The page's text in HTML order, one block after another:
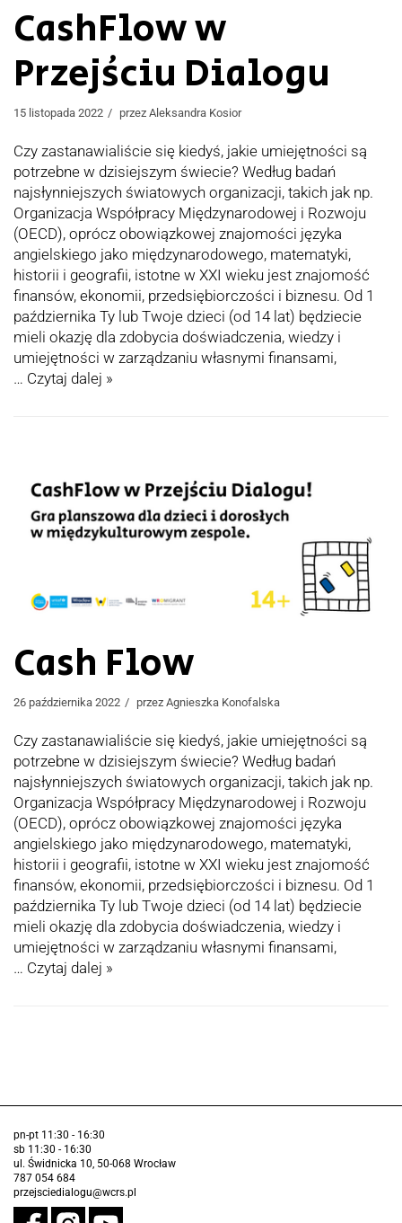
CashFlow w
Przejściu Dialogu
15 listopada 2022 przez Aleksandra Kosior
Czy zastanawialiście się kiedyś, jakie umiejętności są
potrzebne w dzisiejszym świecie? Według badań
najsłynniejszych światowych organizacji, takich jak np.
Organizacja Współpracy Międzynarodowej i Rozwoju
(OECD), oprócz obowiązkowej znajomości języka
angielskiego jako międzynarodowego, matematyki,
historii i geografii, istotne w XXI wieku jest znajomość
finansów, ekonomii, przedsiębiorczości i biznesu. Od 1
października Ty lub Twoje dzieci (od 14 lat) będziecie
mieli okazję dla zdobycia doświadczenia, wiedzy i
umiejętności w zarządzaniu własnymi finansami,
… Czytaj dalej »
Cash Flow
26 października 2022 przez Agnieszka Konofalska
Czy zastanawialiście się kiedyś, jakie umiejętności są
potrzebne w dzisiejszym świecie? Według badań
najsłynniejszych światowych organizacji, takich jak np.
Organizacja Współpracy Międzynarodowej i Rozwoju
(OECD), oprócz obowiązkowej znajomości języka
angielskiego jako międzynarodowego, matematyki,
historii i geografii, istotne w XXI wieku jest znajomość
finansów, ekonomii, przedsiębiorczości i biznesu. Od 1
października Ty lub Twoje dzieci (od 14 lat) będziecie
mieli okazję dla zdobycia doświadczenia, wiedzy i
umiejętności w zarządzaniu własnymi finansami,
… Czytaj dalej »
pn-pt 11:30 - 16:30
sb 11:30 - 16:30
ul. Świdnicka 10, 50-068 Wrocław
787 054 684
przejsciedialogu@wcrs.pl